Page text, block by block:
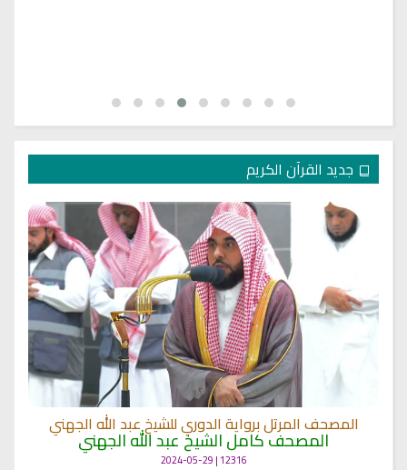
جديد القرآن الكريم
المصحف المرتل برواية الدوري للشيخ عبد الله الجهني
المصحف كامل الشيخ عبد الله الجهني
12316 | 2024-05-29